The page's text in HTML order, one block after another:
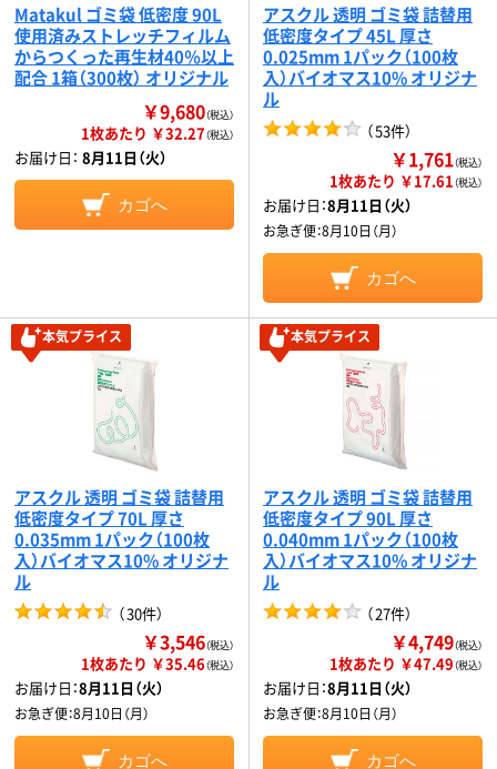
Matakul ゴミ袋 低密度 90L
使用済みストレッチフィルム
からつくった再生材40％以上
配合 1箱（300枚） オリジナル
￥9,680（税込）
1枚あたり ￥32.27（税込）
お届け日： 8月11日（火）
カゴへ
アスクル 透明 ゴミ袋 詰替用
低密度タイプ 45L 厚さ
0.025mm 1パック（100枚
入）バイオマス10% オリジナ
ル
（53件）
￥1,761（税込）
1枚あたり ￥17.61 （税込）
お届け日：8月11日（火）
お急ぎ便：8月10日（月）
カゴへ
本気プライス
アスクル 透明 ゴミ袋 詰替用
低密度タイプ 70L 厚さ
0.035mm 1パック（100枚
入）バイオマス10% オリジナ
ル
（30件）
￥3,546（税込）
1枚あたり ￥35.46（税込）
お届け日：8月11日（火）
お急ぎ便：8月10日（月）
カゴへ
本気プライス
アスクル 透明 ゴミ袋 詰替用
低密度タイプ 90L 厚さ
0.040mm 1パック（100枚
入）バイオマス10% オリジナ
ル
（27件）
￥4,749（税込）
1枚あたり ￥47.49（税込）
お届け日：8月11日（火）
お急ぎ便：8月10日（月）
カゴへ